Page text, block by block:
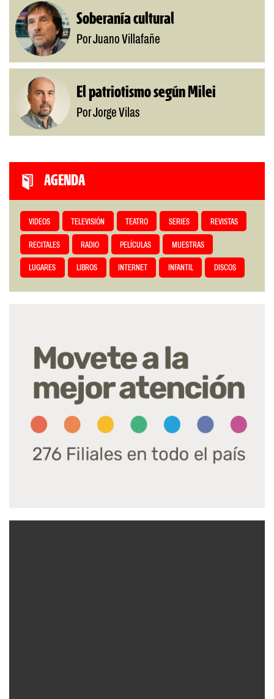
Soberanía cultural
Por Juano Villafañe
El patriotismo según Milei
Por Jorge Vilas
AGENDA
VIDEOS TELEVISIÓN TEATRO SERIES REVISTAS
RECITALES RADIO PELÍCULAS MUESTRAS
LUGARES LIBROS INTERNET INFANTIL DISCOS